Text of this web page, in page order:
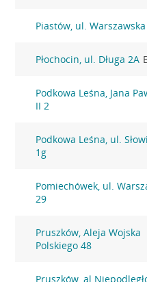
Piastów, ul. Warszawska
Płochocin, ul. Długa 2A
Podkowa Leśna, Jana
II 2
Podkowa Leśna, ul.
1g
Pomiechówek, ul.
29
Pruszków, Aleja Wojska
Polskiego 48
Pruszków,